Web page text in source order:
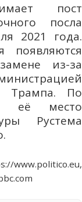
пост
посла
2021 года.
появляются
из-за
Трампа. По
её место
Рустема